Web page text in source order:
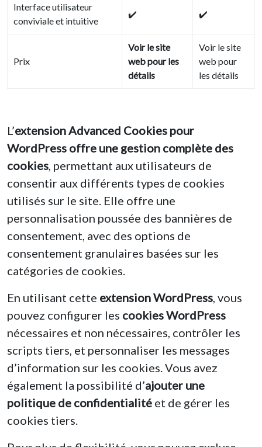
Interface utilisateur
conviviale et intuitive
✔️ ✔️
Prix
Voir le site
web pour les
détails
Voir le site
web pour
les détails
L’extension Advanced Cookies pour
WordPress offre une gestion complète des
cookies , permettant aux utilisateurs de
consentir aux différents types de cookies
utilisés sur le site. Elle offre une
personnalisation poussée des bannières de
consentement, avec des options de
consentement granulaires basées sur les
catégories de cookies.
En utilisant cette extension WordPress , vous
pouvez configurer les cookies WordPress
nécessaires et non nécessaires, contrôler les
scripts tiers, et personnaliser les messages
d’information sur les cookies. Vous avez
également la possibilité d’ajouter une
politique de confidentialité et de gérer les
cookies tiers.